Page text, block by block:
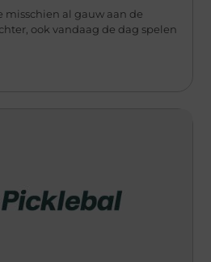
misschien al gauw aan de
ook vandaag de dag spelen